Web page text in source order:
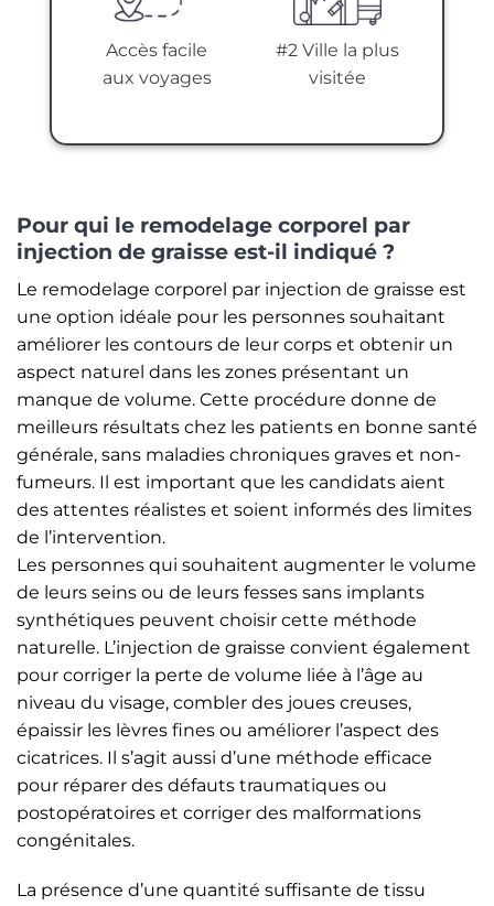
Accès facile
aux voyages
#2 Ville la plus
visitée
Pour qui le remodelage corporel par
injection de graisse est-il indiqué ?
Le remodelage corporel par injection de graisse est
une option idéale pour les personnes souhaitant
améliorer les contours de leur corps et obtenir un
aspect naturel dans les zones présentant un
manque de volume. Cette procédure donne de
meilleurs résultats chez les patients en bonne santé
générale, sans maladies chroniques graves et non-
fumeurs. Il est important que les candidats aient
des attentes réalistes et soient informés des limites
de l’intervention.
Les personnes qui souhaitent augmenter le volume
de leurs seins ou de leurs fesses sans implants
synthétiques peuvent choisir cette méthode
naturelle. L’injection de graisse convient également
pour corriger la perte de volume liée à l’âge au
niveau du visage, combler des joues creuses,
épaissir les lèvres fines ou améliorer l’aspect des
cicatrices. Il s’agit aussi d’une méthode efficace
pour réparer des défauts traumatiques ou
postopératoires et corriger des malformations
congénitales.
La présence d’une quantité suffisante de tissu